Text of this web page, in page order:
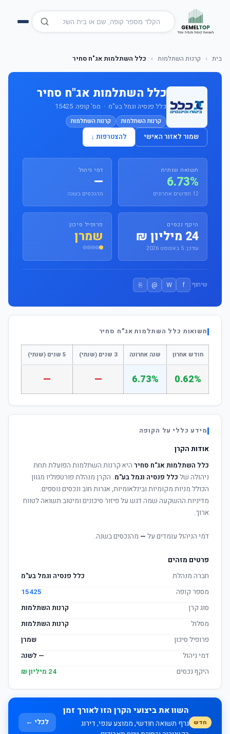
בית › קרנות השתלמות › כלל השתלמות אג"ח סחיר
כלל השתלמות אג"ח סחיר
כלל פנסיה וגמל בע"מ · מס' קופה: 15425
קרנות השתלמות קרנות השתלמות
שמור לאזור האישי להצטרפות ↓
תשואה שנתית
6.73%
12 חודשים אחרונים
דמי ניהול
—
מהנכסים בשנה
היקף נכסים
24 מיליון ₪
עודכן: 5 באוגוסט 2026
פרופיל סיכון
שמרן
שיתוף: f
W
@
⎘
תשואות כלל השתלמות אג"ח סחיר
חודש אחרון שנה אחרונה 3 שנים (שנתי) 5 שנים (שנתי)
0.62%
6.73%
—
—
מידע כללי על הקופה
אודות הקרן
כלל השתלמות אג"ח סחיר היא קרנות השתלמות הפועלת תחת
ניהולה של כלל פנסיה וגמל בע"מ. הקרן מנהלת פורטפוליו מגוון
הכולל מניות מקומיות ובינלאומיות, אגרות חוב ונכסים נוספים.
מדיניות ההשקעה שמה דגש על פיזור סיכונים ומיטוב תשואה לטווח
ארוך.
דמי הניהול עומדים על — מהנכסים בשנה.
פרטים מזהים
חברה מנהלת
כלל פנסיה וגמל בע"מ
מספר קופה
15425
סוג קרן
קרנות השתלמות
מסלול
קרנות השתלמות
פרופיל סיכון
שמרן
דמי ניהול
— לשנה
היקף נכסים
24 מיליון ₪
חדש
השוו את ביצועי הקרן הזו לאורך זמן
גרף תשואה חודשי, ממוצע ענפי, דירוג
לכלי ←